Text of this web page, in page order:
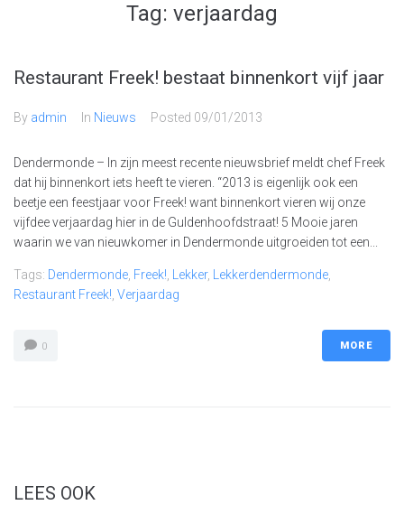
Tag: verjaardag
Restaurant Freek! bestaat binnenkort vijf jaar
By admin In Nieuws Posted 09/01/2013
Dendermonde – In zijn meest recente nieuwsbrief meldt chef Freek
dat hij binnenkort iets heeft te vieren. “2013 is eigenlijk ook een
beetje een feestjaar voor Freek! want binnenkort vieren wij onze
vijfdee verjaardag hier in de Guldenhoofdstraat! 5 Mooie jaren
waarin we van nieuwkomer in Dendermonde uitgroeiden tot een...
Tags: Dendermonde Freek! Lekker, Lekkerdendermonde
Restaurant Freek! Verjaardag
0 MORE
LEES OOK